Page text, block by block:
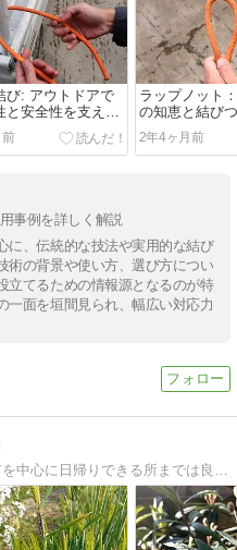
び: アウトドアで
と安全性を支える
び方
ラップノット
の知恵と結び
ーク技術
2年4ヶ月前
事例を詳しく解説
に、伝統的な技法や実用的な結び
術の背景や使い方、選び方につい
立てるための情報源となるのが特
一面を垣間見られ、幅広い対応力